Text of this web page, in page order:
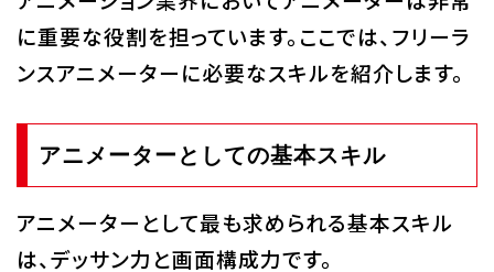
に重要な役割を担っています。ここでは、フリーラ
ンスアニメーターに必要なスキルを紹介します。
アニメーターとしての基本スキル
アニメーターとして最も求められる基本スキル
は、デッサン力と画面構成力です。